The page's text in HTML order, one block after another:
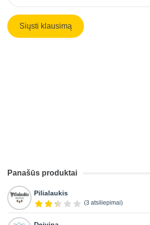
Panašūs produktai
Pilialaukis
(3 atsiliepimai)